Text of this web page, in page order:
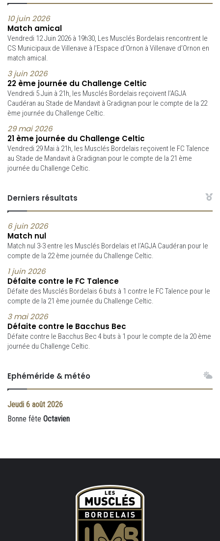
10 juin 2026
Match amical
Vendredi 12 Juin 2026 à 19h30, Les Musclés Bordelais rencontrent le
CS Municipaux de Villenave à l’Espace d’Ornon à Villenave d’Ornon en
match amical.
3 juin 2026
22 ème journée du Challenge Celtic
Vendredi 5 Juin à 21h, les Musclés Bordelais reçoivent l’AGJA
Caudéran au Stade de Mandavit à Gradignan pour le compte de la 22
ème journée du Challenge Celtic.
29 mai 2026
21 ème journée du Challenge Celtic
Vendredi 29 Mai à 21h, les Musclés Bordelais reçoivent le FC Talence
au Stade de Mandavit à Gradignan pour le compte de la 21 ème
journée du Challenge Celtic.
Derniers résultats
6 juin 2026
Match nul
Match nul 3-3 entre les Musclés Bordelais et l’AGJA Caudéran pour le
compte de la 22 ème journée du Challenge Celtic.
1 juin 2026
Défaite contre le FC Talence
Défaite des Musclés Bordelais 6 buts à 1 contre le FC Talence pour le
compte de la 21 ème journée du Challenge Celtic.
3 mai 2026
Défaite contre le Bacchus Bec
Défaite contre le Bacchus Bec 4 buts à 1 pour le compte de la 20 ème
journée du Challenge Celtic.
Ephéméride & météo
Jeudi 6 août 2026
Bonne fête Octavien